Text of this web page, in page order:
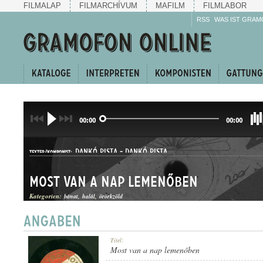
FILMALAP FILMARCHÍVUM MAFILM FILMLABOR
RSS WAS IST
00:00 00:00
TEXTER/KOMPONIST: DANKÓ PISTA - DANKÓ PISTA
HALLGATÓ
Most van a nap lemenőben
Kategorien: bánat halál örörkzöld
Titel:
Most van a nap lemenőben